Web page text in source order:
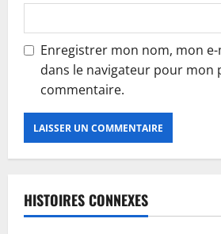
Enregistrer mon nom, mon
dans le navigateur pour mon
commentaire.
HISTOIRES CONNEXES